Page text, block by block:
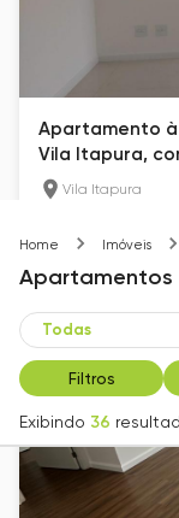
Home Imóveis
Apartamentos
Filtros
Exibindo 36
Apartamento à
Vila Itapura,
Vila Itapura
R$ 1.190.000